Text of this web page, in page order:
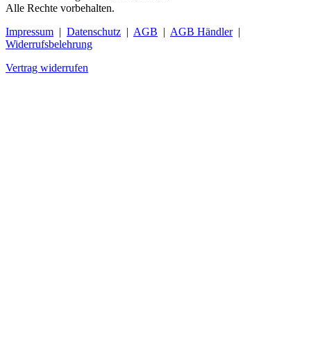
Alle Rechte vorbehalten.
Impressum | Datenschutz | AGB | AGB Händler|
Widerrufsbelehrung
Vertrag widerrufen